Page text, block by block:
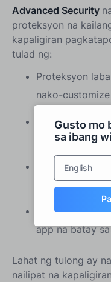
Gusto mo
sa ibang
English
Advanced Security
proteksyon na
kapaligiran
tulad ng:
Proteksyon
nako-
Pag-filter ng IP
bansa
Mga
gumagamit
Proteksyon
app na batay
Lahat ng tulong ay
nailipat na